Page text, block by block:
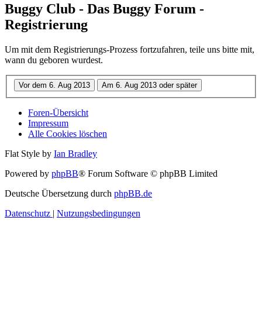
Buggy Club - Das Buggy Forum -
Registrierung
Um mit dem Registrierungs-Prozess fortzufahren, teile uns bitte mit,
wann du geboren wurdest.
Foren-Übersicht
Impressum
Alle Cookies löschen
Flat Style by Ian Bradley
Powered by phpBB® Forum Software © phpBB Limited
Deutsche Übersetzung durch phpBB.de
Datenschutz | Nutzungsbedingungen